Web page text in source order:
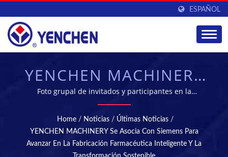
ESPAÑOL
YENCHEN MACHINERY
SE ASOCIA CON
SIEMENS PARA
AVANZAR EN LA
Foto grupal de invitados y participantes en la
celebración del 60 aniversario de YENCHEN MACHINERY
| YENCHEN MACHINERY CO., LTD. se ha especializado
en la fabricación de máquinas farmacéuticas durante
60 años.
Home / Noticias / Últimas Noticias /
YENCHEN MACHINERY Se Asocia Con Siemens Para
Avanzar En La Fabricación Farmacéutica Inteligente Y La